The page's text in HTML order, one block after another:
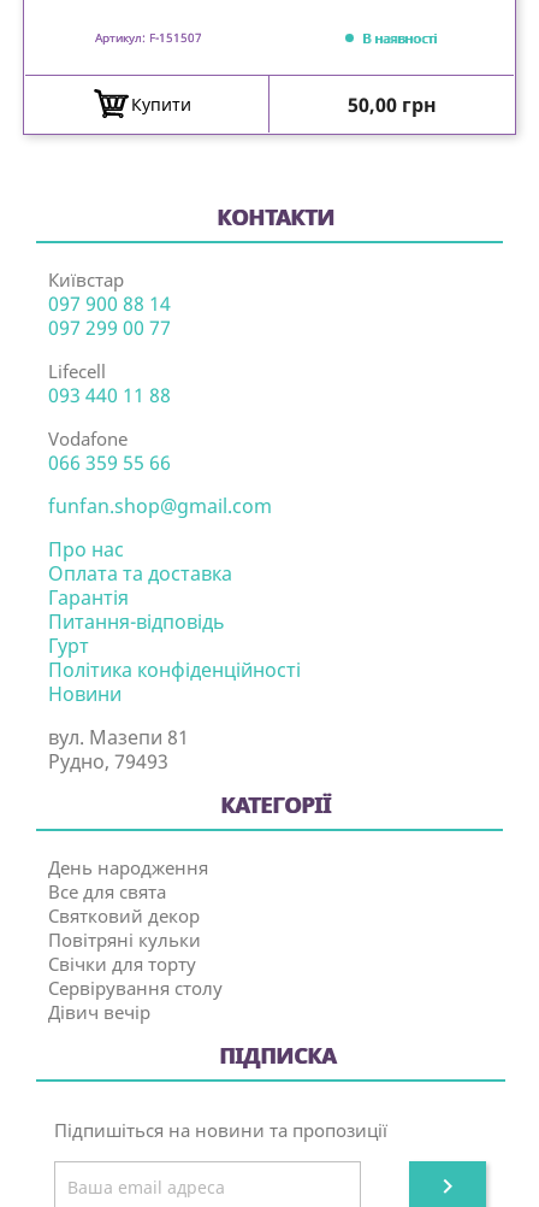
Артикул: F-151507 В наявності
Купити Ціна
50,00 грн
КОНТАКТИ
Київстар
097 900 88 14
097 299 00 77
Lifecell
093 440 11 88
Vodafone
066 359 55 66
funfan.shop@gmail.com
Про нас
Оплата та доставка
Гарантія
Питання-відповідь
Гурт
Політика конфіденційності
Новини
вул. Мазепи 81
Рудно, 79493
КАТЕГОРІЇ
День народження
Все для свята
Святковий декор
Повітряні кульки
Свічки для торту
Сервірування столу
Дівич вечір
ПІДПИСКА
Підпишіться на новини та пропозиції
